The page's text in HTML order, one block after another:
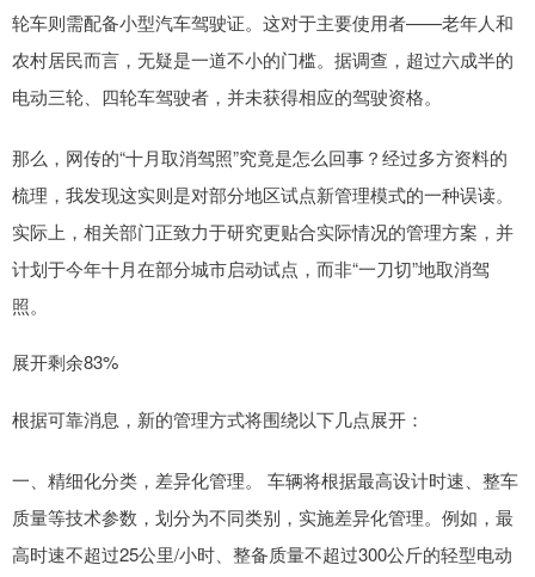
轮车则需配备小型汽车驾驶证。这对于主要使用者——老年人和
农村居民而言，无疑是一道不小的门槛。据调查，超过六成半的
电动三轮、四轮车驾驶者，并未获得相应的驾驶资格。
那么，网传的“十月取消驾照”究竟是怎么回事？经过多方资料的
梳理，我发现这实则是对部分地区试点新管理模式的一种误读。
实际上，相关部门正致力于研究更贴合实际情况的管理方案，并
计划于今年十月在部分城市启动试点，而非“一刀切”地取消驾
照。
展开剩余83%
根据可靠消息，新的管理方式将围绕以下几点展开：
一、精细化分类，差异化管理。 车辆将根据最高设计时速、整车
质量等技术参数，划分为不同类别，实施差异化管理。例如，最
高时速不超过25公里/小时、整备质量不超过300公斤的轻型电动